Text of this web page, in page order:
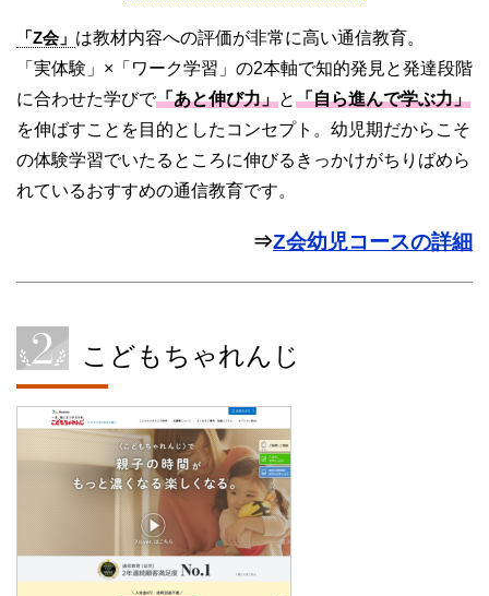
「Z会」 は教材内容への評価が非常に高い通信教育。
「実体験」×「ワーク学習」の2本軸で知的発見と発達段階
に合わせた学びで「あと伸び力」と「自ら進んで学ぶ力」
を伸ばすことを目的としたコンセプト。幼児期だからこそ
の体験学習でいたるところに伸びるきっかけがちりばめら
れているおすすめの通信教育です。
⇒Z会幼児コースの詳細
こどもちゃれんじ